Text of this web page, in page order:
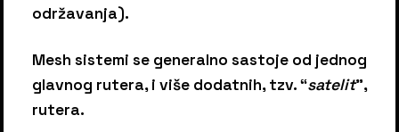
održavanja).
Mesh sistemi se generalno sastoje od jednog
glavnog rutera, i više dodatnih, tzv. “satelit”,
rutera.